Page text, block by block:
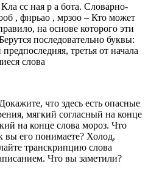
сс ная р а бота. Словарно-
, фнрьао , мрзоо – Кто может
на основе которого эти
последовательно буквы:
третья от начала
слова
что здесь есть опасные
мягкий согласный на конце
на конце слова мороз. Что
вы его понимаете? Холод,
транскрипцию слова
Что вы заметили?